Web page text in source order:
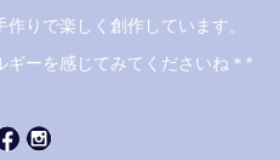
りで楽しく創作しています。
ギーを感じてみてくださいね＊*